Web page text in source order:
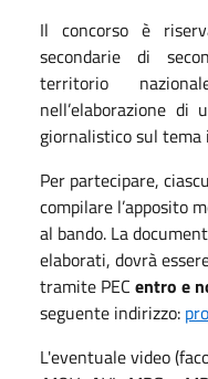
Il concorso è
secondarie di
territorio
nell’elaborazione
giornalistico sul tema
Per partecipare,
compilare l’apposito
al bando. La
elaborati, dovrà
tramite PEC entro e
seguente indirizzo:
L'eventuale video